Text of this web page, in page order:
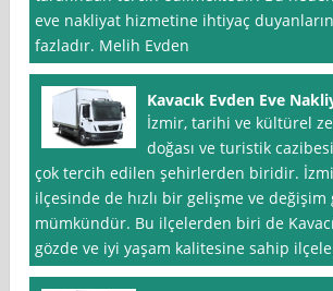
eve nakliyat hizmetine ihtiyaç duyanların
fazladır. Melih Evden
Kavacık Evden Eve
İzmir, tarihi ve kültürel
doğası ve turistik
çok tercih edilen şehirlerden biridir.
ilçesinde de hızlı bir gelişme ve değişim
mümkündür. Bu ilçelerden biri de
gözde ve iyi yaşam kalitesine sahip